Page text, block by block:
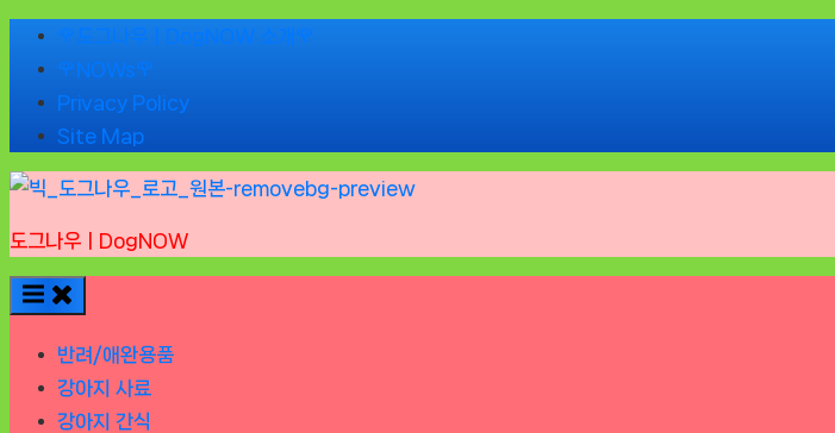
Skip
content
🌹도그나우ㅣDogNOW 소개🌹
🌹NOWs🌹
Privacy Policy
Site Map
도그나우ㅣDogNOW
반려/애완용품
강아지 사료
강아지 간식